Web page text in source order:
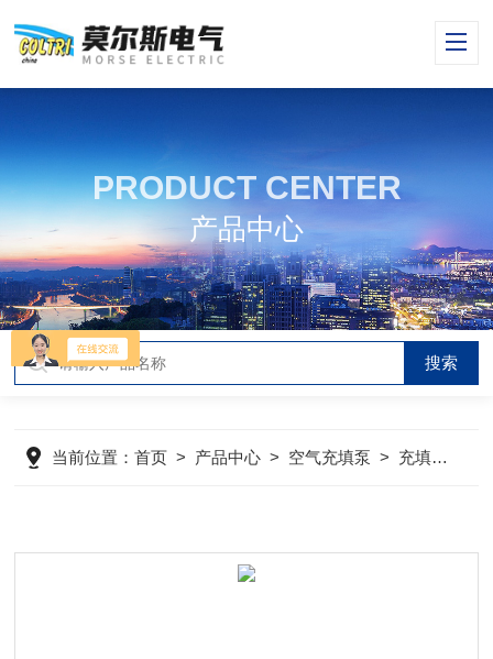
PRODUCT CENTER
产品中心
当前位置：首页 > 产品中心 > 空气充填泵 > 充填泵